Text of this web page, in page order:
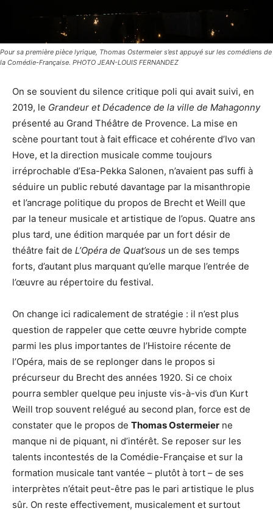
Pour sa première pièce lyrique, Thomas Ostermeier s’est appuyé sur les comédiens de
la Comédie-Française. PHOTO JEAN-LOUIS FERNANDEZ
On se souvient du silence critique poli qui avait suivi, en
2019, le Grandeur et Décadence de la ville de Mahagonny
présenté au Grand Théâtre de Provence. La mise en
scène pourtant tout à fait efficace et cohérente d’Ivo van
Hove, et la direction musicale comme toujours
irréprochable d’Esa-Pekka Salonen, n’avaient pas suffi à
séduire un public rebuté davantage par la misanthropie
et l’ancrage politique du propos de Brecht et Weill que
par la teneur musicale et artistique de l’opus. Quatre ans
plus tard, une édition marquée par un fort désir de
théâtre fait de L’Opéra de Quat’sous un de ses temps
forts, d’autant plus marquant qu’elle marque l’entrée de
l’œuvre au répertoire du festival.
On change ici radicalement de stratégie : il n’est plus
question de rappeler que cette œuvre hybride compte
parmi les plus importantes de l’Histoire récente de
l’Opéra, mais de se replonger dans le propos si
précurseur du Brecht des années 1920. Si ce choix
pourra sembler quelque peu injuste vis-à-vis d’un Kurt
Weill trop souvent relégué au second plan, force est de
constater que le propos de Thomas Ostermeier ne
manque ni de piquant, ni d’intérêt. Se reposer sur les
talents incontestés de la Comédie-Française et sur la
formation musicale tant vantée – plutôt à tort – de ses
interprètes n’était peut-être pas le pari artistique le plus
sûr. On reste effectivement, musicalement et surtout